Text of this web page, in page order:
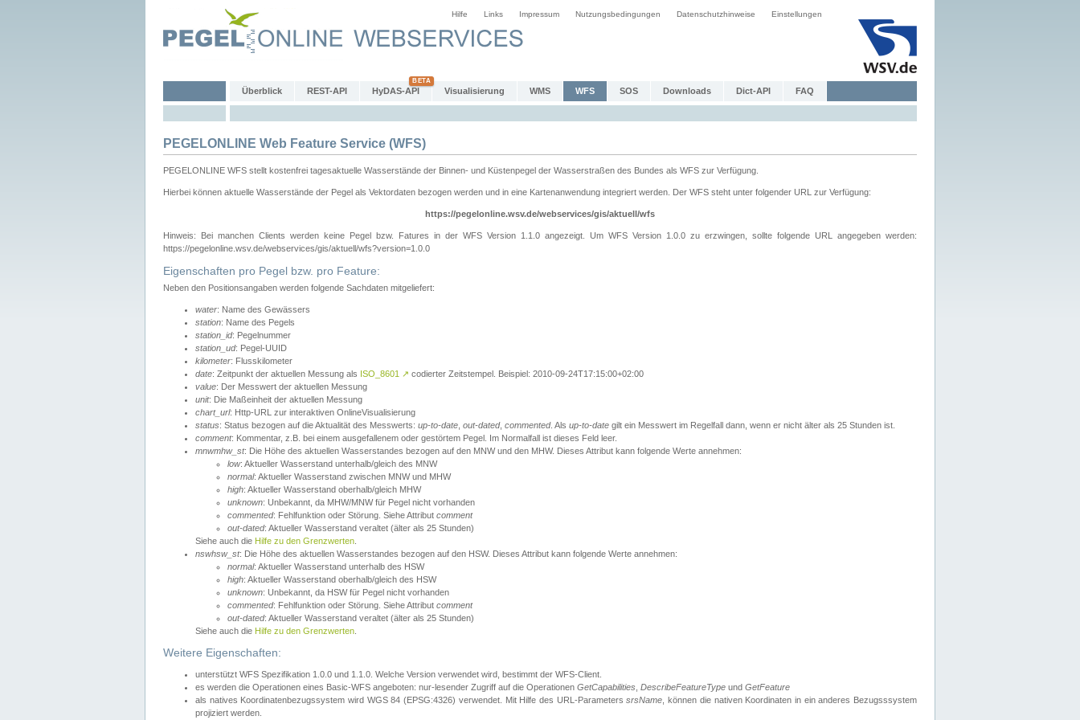
Hilfe Links Impressum Nutzungsbedingungen Datenschutzhinweise Einstellungen
Überblick REST-API HyDAS-API Visualisierung WMS WFS SOS Downloads Dict-API FAQ
PEGELONLINE Web Feature Service (WFS)
PEGELONLINE WFS stellt kostenfrei tagesaktuelle Wasserstände der Binnen- und Küstenpegel der Wasserstraßen des Bundes als WFS zur Verfügung.
Hierbei können aktuelle Wasserstände der Pegel als Vektordaten bezogen werden und in eine Kartenanwendung integriert werden. Der WFS steht unter folgender URL zur Verfügung:
https://pegelonline.wsv.de/webservices/gis/aktuell/wfs
Hinweis: Bei manchen Clients werden keine Pegel bzw. Fatures in der WFS Version 1.1.0 angezeigt. Um WFS Version 1.0.0 zu erzwingen, sollte folgende URL angegeben werden:
https://pegelonline.wsv.de/webservices/gis/aktuell/wfs?version=1.0.0
Eigenschaften pro Pegel bzw. pro Feature:
Neben den Positionsangaben werden folgende Sachdaten mitgeliefert:
water: Name des Gewässers
station: Name des Pegels
station_id: Pegelnummer
station_ud: Pegel-UUID
kilometer: Flusskilometer
date: Zeitpunkt der aktuellen Messung als ISO_8601 ↗ codierter Zeitstempel. Beispiel: 2010-09-24T17:15:00+02:00
value: Der Messwert der aktuellen Messung
unit: Die Maßeinheit der aktuellen Messung
chart_url: Http-URL zur interaktiven OnlineVisualisierung
status: Status bezogen auf die Aktualität des Messwerts: up-to-date out-dated, commented. Als up-to-date gilt ein Messwert im Regelfall dann, wenn er nicht älter als 25 Stunden ist.
comment: Kommentar, z.B. bei einem ausgefallenem oder gestörtem Pegel. Im Normalfall ist dieses Feld leer.
mnwmhw_st: Die Höhe des aktuellen Wasserstandes bezogen auf den MNW und den MHW. Dieses Attribut kann folgende Werte annehmen:
low: Aktueller Wasserstand unterhalb/gleich des MNW
normal: Aktueller Wasserstand zwischen MNW und MHW
high: Aktueller Wasserstand oberhalb/gleich MHW
unknown: Unbekannt, da MHW/MNW für Pegel nicht vorhanden
commented: Fehlfunktion oder Störung. Siehe Attribut comment
out-dated: Aktueller Wasserstand veraltet (älter als 25 Stunden)
Siehe auch die Hilfe zu den Grenzwerten
nswhsw_st: Die Höhe des aktuellen Wasserstandes bezogen auf den HSW. Dieses Attribut kann folgende Werte annehmen:
normal: Aktueller Wasserstand unterhalb des HSW
high: Aktueller Wasserstand oberhalb/gleich des HSW
unknown: Unbekannt, da HSW für Pegel nicht vorhanden
commented: Fehlfunktion oder Störung. Siehe Attribut comment
out-dated: Aktueller Wasserstand veraltet (älter als 25 Stunden)
Siehe auch die Hilfe zu den Grenzwerten
Weitere Eigenschaften:
unterstützt WFS Spezifikation 1.0.0 und 1.1.0. Welche Version verwendet wird, bestimmt der WFS-Client.
es werden die Operationen eines Basic-WFS angeboten: nur-lesender Zugriff auf die Operationen GetCapabilities DescribeFeatureType und GetFeature
als natives Koordinatenbezugssystem wird WGS 84 (EPSG:4326) verwendet. Mit Hilfe des URL-ParameterssrsName , können die nativen Koordinaten in ein anderes Bezugsssystem
projiziert werden.